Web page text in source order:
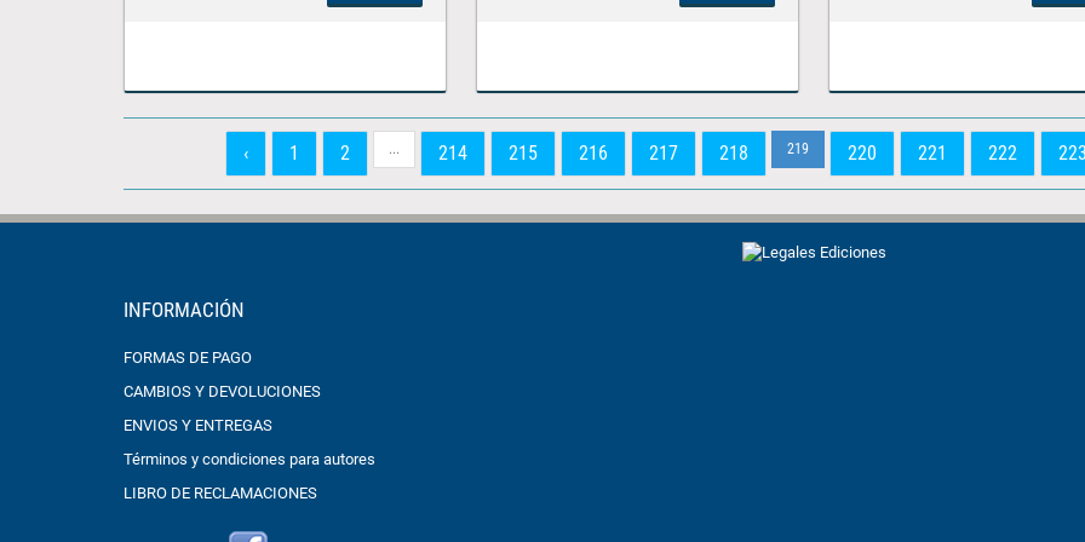
‹ 1 2 ... 214 215 216 217 218 219 220 221 222
INFORMACIÓN
FORMAS DE PAGO
CAMBIOS Y DEVOLUCIONES
ENVIOS Y ENTREGAS
Términos y condiciones para autores
LIBRO DE RECLAMACIONES